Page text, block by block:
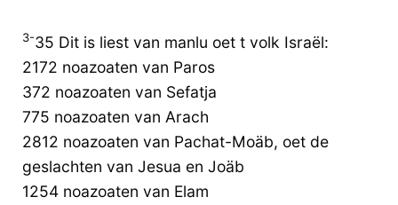
3-35 Dit is liest van manlu oet t volk Israël:
2172 noazoaten van Paros
372 noazoaten van Sefatja
775 noazoaten van Arach
2812 noazoaten van Pachat-Moäb, oet de
geslachten van Jesua en Joäb
1254 noazoaten van Elam